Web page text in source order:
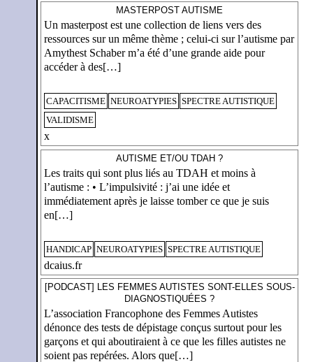
MASTERPOST AUTISME
Un masterpost est une collection de liens vers des
ressources sur un même thème ; celui-ci sur l’autisme par
Amythest Schaber m’a été d’une grande aide pour
accéder à des[…]
CAPACITISME NEUROATYPIES SPECTRE AUTISTIQUE
VALIDISME
x
AUTISME ET/OU TDAH ?
Les traits qui sont plus liés au TDAH et moins à
l’autisme : • L’impulsivité : j’ai une idée et
immédiatement après je laisse tomber ce que je suis
en[…]
HANDICAP NEUROATYPIES SPECTRE AUTISTIQUE
dcaius.fr
[PODCAST] LES FEMMES AUTISTES SONT-ELLES SOUS-
DIAGNOSTIQUÉES ?
L’association Francophone des Femmes Autistes
dénonce des tests de dépistage conçus surtout pour les
garçons et qui aboutiraient à ce que les filles autistes ne
soient pas repérées. Alors que[…]